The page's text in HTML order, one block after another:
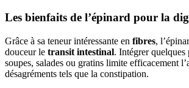
Les bienfaits de l’épinard pour la
Grâce à sa teneur intéressante en fibres,
douceur le transit intestinal. Intégrer quelques
soupes, salades ou gratins limite efficacement
désagréments tels que la constipation.